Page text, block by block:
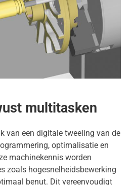
multitasken
van een digitale tweeling van de
optimalisatie en
machinekennis worden
zoals hogesnelheidsbewerking
benut. Dit vereenvoudigt